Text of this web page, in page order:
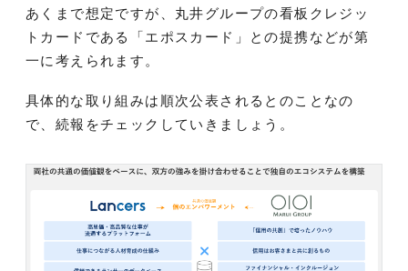
あくまで想定ですが、丸井グループの看板クレジッ
トカードである「エポスカード」との提携などが第
一に考えられます。
具体的な取り組みは順次公表されるとのことなの
で、続報をチェックしていきましょう。